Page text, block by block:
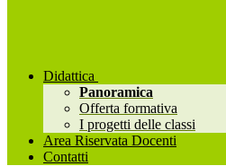
Didattica
Panoramica
Offerta formativa
I progetti delle classi
Area Riservata Docenti
Contatti